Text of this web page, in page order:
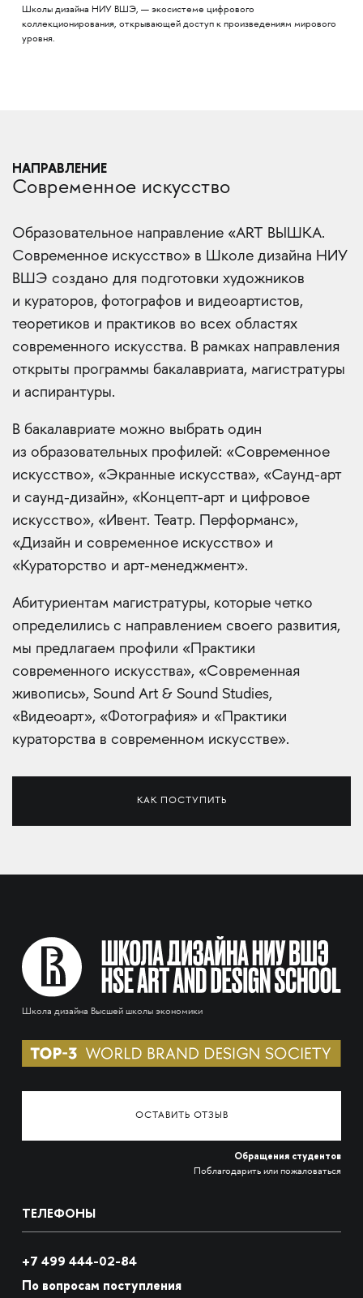
Школы дизайна НИУ ВШЭ, — экосистеме цифрового
коллекционирования, открывающей доступ к произведениям мирового
уровня.
НАПРАВЛЕНИЕ
Современное искусство
Образовательное направление «ART ВЫШКА.
Современное искусство» в Школе дизайна НИУ
ВШЭ создано для подготовки художников
и кураторов, фотографов и видеоартистов,
теоретиков и практиков во всех областях
современного искусства. В рамках направления
открыты программы бакалавриата, магистратуры
и аспирантуры.
В бакалавриате можно выбрать один
из образовательных профилей: «Современное
искусство», «Экранные искусства», «Саунд-арт
и саунд-дизайн», «Концепт-арт и цифровое
искусство», «Ивент. Театр. Перформанс»,
«Дизайн и современное искусство» и
«Кураторство и арт-менеджмент».
Абитуриентам магистратуры, которые четко
определились с направлением своего развития,
мы предлагаем профили «Практики
современного искусства», «Современная
живопись», Sound Art & Sound Studies,
«Видеоарт», «Фотография» и «Практики
кураторства в современном искусстве».
КАК ПОСТУПИТЬ
Школа дизайна Высшей школы экономики
ОСТАВИТЬ ОТЗЫВ
Обращения студентов
Поблагодарить или пожаловаться
ТЕЛЕФОНЫ
+7 499 444-02-84
По вопросам поступления